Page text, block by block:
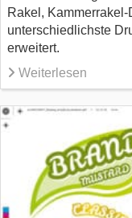
Rakel,
unterschiedlichste
erweitert.
Weiterlesen